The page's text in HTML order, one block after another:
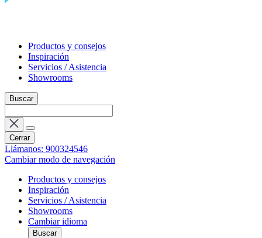
Productos y consejos
Inspiración
Servicios / Asistencia
Showrooms
Buscar
Cerrar
Llámanos: 900324546
Cambiar modo de navegación
Productos y consejos
Inspiración
Servicios / Asistencia
Showrooms
Cambiar idioma
Buscar